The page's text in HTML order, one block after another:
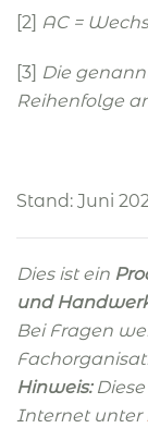
[2] AC =
[3] Die
Reihenfolge
Stand: Juni
Dies ist ein
und
Bei Fragen
Hinweis:
Internet unter